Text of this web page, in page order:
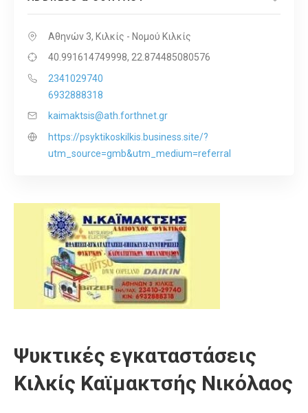
Αθηνών 3, Κιλκίς - Νομού Κιλκίς
40.991614749998, 22.874485080576
2341029740
6932888318
kaimaktsis@ath.forthnet.gr
https://psyktikoskilkis.business.site/?
utm_source=gmb&utm_medium=referral
Ψυκτικές εγκαταστάσεις
Κιλκίς Καϊμακτσής Νικόλαος